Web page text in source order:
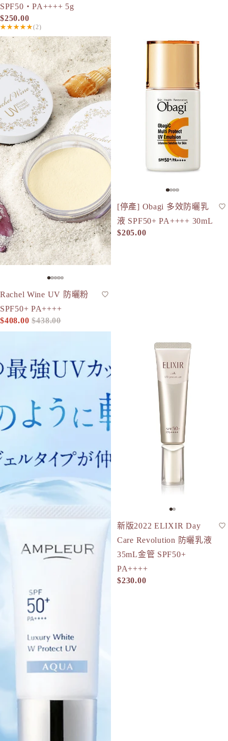
SPF50・PA++++ 5g
$250.00
★★★★★(2)
Rachel Wine UV 防曬粉 SPF50+ PA++++
-7%
蜜粉
Rachel Wine UV 防曬粉
SPF50+ PA++++
促銷價
$408.00 定價
$438.00
[停產] Obagi 多效防曬乳液
防曬
SPF50+
[停產] Obagi 多效防曬乳
液 SPF50+ PA++++ 30mL
$205.00
防曬
新版2022 ELIXIR Day
Care Revolution 防曬乳液
35mL金管 SPF50+
PA++++
$230.00